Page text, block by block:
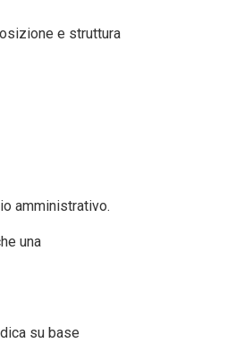
e struttura
amministrativo.
una
su base